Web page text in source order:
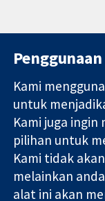
Bukti yang
dipercayai.
keputusan
termaklum
Kesihatan yang
Kami
untuk
Kami juga
pilihan untuk
Kami tidak
melainkan
alat ini akan